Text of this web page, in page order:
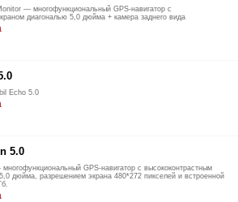
— многофункциональный GPS-навигатор с
диагональю 5,0 дюйма + камера заднего вида
Echo 5.0
5.0
GPS-навигатор с высококонтрастным
дюйма, разрешением экрана 480*272 пикселей и встроенной